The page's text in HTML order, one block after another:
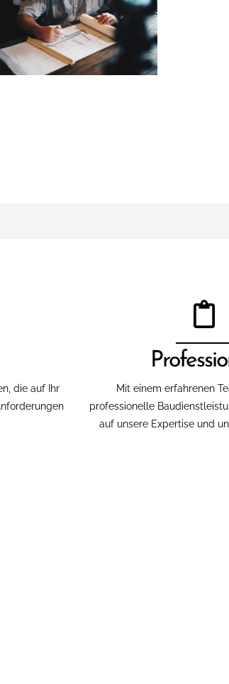
die auf Ihr
Mit einem erfahrenen
professionelle
auf unsere Expertise und